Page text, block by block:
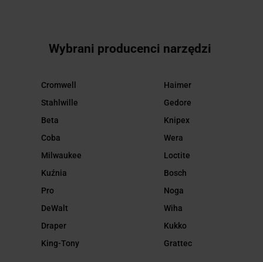
Wybrani producenci narzędzi
Cromwell
Stahlwille
Beta
Coba
Milwaukee
Kuźnia
Pro
DeWalt
Draper
King-Tony
Haimer
Gedore
Knipex
Wera
Loctite
Bosch
Noga
Wiha
Kukko
Grattec